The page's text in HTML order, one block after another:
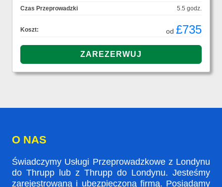
Czas Przeprowadzki
5.5 godz.
Koszt: od £735
O NAS
Świadczymy Usługi Przeprowadzkowe z Londynu
do Thrupp lub z Thrupp do Londynu. Jesteśmy
zarejestrowaną i ubezpieczoną firmą. Posiadamy